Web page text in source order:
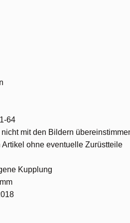
64
mit den Bildern
ohne eventuelle Zurüstteile
Kupplung